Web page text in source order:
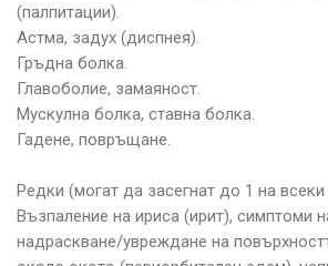
(палпитации).
Астма, задух (диспнея).
Гръдна болка.
Главоболие, замаяност.
Мускулна болка, ставна болка.
Гадене, повръщане.
Редки (могат да засегнат до 1 на
Възпаление на ириса (ирит), симптоми
надраскване/увреждане на